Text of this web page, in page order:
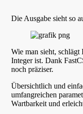
Die Ausgabe sieht so
Wie man sieht,
Integer ist. Dank
noch präziser.
Übersichtlich und
umfangreichen
Wartbarkeit und